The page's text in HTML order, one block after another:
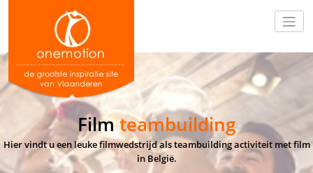
Filmteambuilding
Hier vindt u een leuke filmwedstrijd als teambuilding activiteit met film
in België.